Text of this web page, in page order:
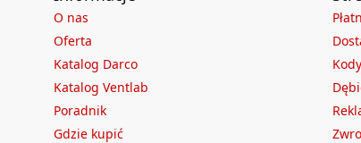
O nas
Oferta
Katalog Darco
Katalog Ventlab
Poradnik
Gdzie kupić